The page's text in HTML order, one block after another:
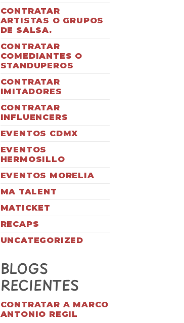
CONTRATAR
ARTISTAS O GRUPOS
DE SALSA.
CONTRATAR
COMEDIANTES O
STANDUPEROS
CONTRATAR
IMITADORES
CONTRATAR
INFLUENCERS
EVENTOS CDMX
EVENTOS
HERMOSILLO
EVENTOS MORELIA
MA TALENT
MATICKET
RECAPS
UNCATEGORIZED
BLOGS
RECIENTES
CONTRATAR A MARCO
ANTONIO REGIL